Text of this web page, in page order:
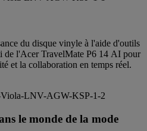
du disque vinyle à l'aide d'outils
de l'Acer TravelMate P6 14 AI pour
et la collaboration en temps réel.
le monde de la mode